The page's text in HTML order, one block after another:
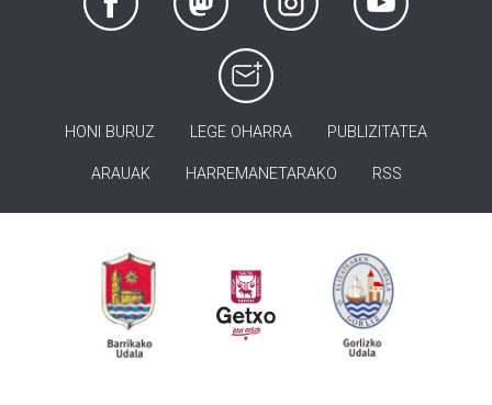
HONI BURUZ LEGE OHARRA PUBLIZITATEA
ARAUAK HARREMANETARAKO RSS